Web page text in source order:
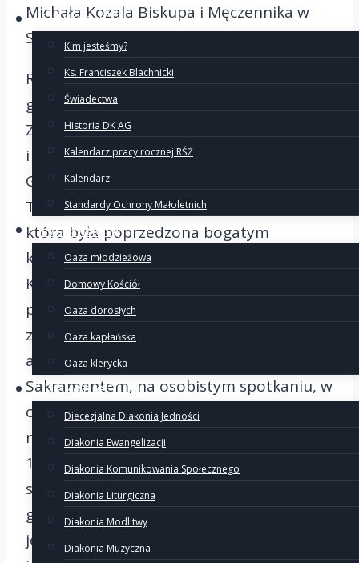
O Ruchu
Kim jesteśmy?
Ks. Franciszek Blachnicki
Świadectwa
Historia DK AG
Kalendarz pracy rocznej RŚŻ
Kalendarz
Standardy Ochrony Małoletnich
Wspólnoty
Oaza młodzieżowa
Domowy Kościół
Oaza dorosłych
Oaza kapłańska
Oaza klerycka
Diakonie
Diecezjalna Diakonia Jedności
Diakonia Ewangelizacji
Diakonia Komunikowania Społecznego
Diakonia Liturgiczna
Diakonia Modlitwy
Diakonia Muzyczna
Michała Kozala Biskupa i Męczennika w
Słupcy.
Rozpoczęliśmy zawiązaniem wspólnoty o
godz. 10:00 przedstawiając się wzajemnie.
Z radością powitaliśmy naszych kapłanów
i przybyłe rodziny z: Inowrocławia,
Gniezna, Kruszwicy, Chodzieży, Rogoźna,
Tuczna i Goliny. Zaczęliśmy od Jutrzni,
która była poprzedzona bogatym
komentarzem przez ks. Tomasza
Krawczyka, jest to piękna modlitwa
poranna psalmami, w której każdy mógł
znaleźć coś dla siebie. Następnie na
adoracji przed Najświętszym
Sakramentem, na osobistym spotkaniu, w
ciszy serca rozmawialiśmy z Panem
rozważając list św. Pawła do Rzymian (Rz
1, 1-17). Tam św. Paweł przedstawia
siebie, mówi o swoim posłannictwie
głoszenia Ewangelii Bożej, gdzie szczytem
jest Jezus Chrystus. Podkreśla, że wiara